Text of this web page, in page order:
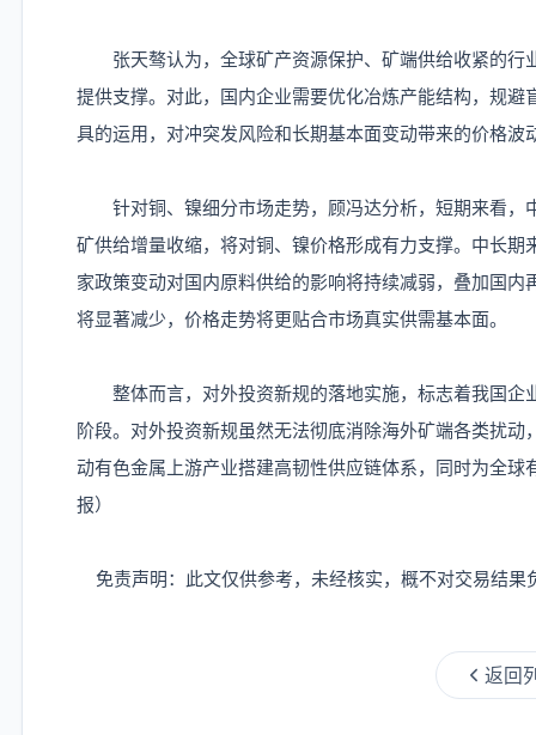
张天骜认为，全球矿产资源保护、矿端供给收紧的行
提供支撑。对此，国内企业需要优化冶炼产能结构，规避
具的运用，对冲突发风险和长期基本面变动带来的价格波
针对铜、镍细分市场走势，顾冯达分析，短期来看，
矿供给增量收缩，将对铜、镍价格形成有力支撑。中长
家政策变动对国内原料供给的影响将持续减弱，叠加国
将显著减少，价格走势将更贴合市场真实供需基本面。
整体而言，对外投资新规的落地实施，标志着我国企
阶段。对外投资新规虽然无法彻底消除海外矿端各类扰
动有色金属上游产业搭建高韧性供应链体系，同时为全
报）
免责声明：此文仅供参考，未经核实，概不对交易结果
返回